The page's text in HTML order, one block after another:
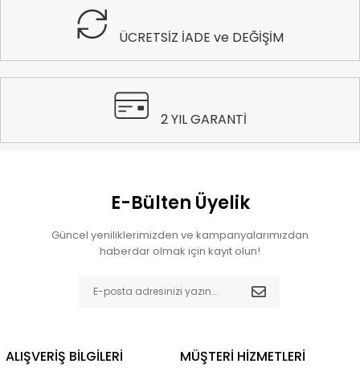
ÜCRETSİZ İADE ve DEĞİŞİM
2 YIL GARANTİ
E-Bülten Üyelik
Güncel yeniliklerimizden ve kampanyalarımızdan
haberdar olmak için kayıt olun!
ALIŞVERİŞ BİLGİLERİ MÜŞTERİ HİZMETLERİ